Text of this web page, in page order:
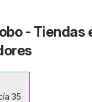
- Tiendas
35